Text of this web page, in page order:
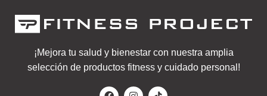
¡Mejora tu salud y bienestar con nuestra amplia
selección de productos fitness y cuidado personal!